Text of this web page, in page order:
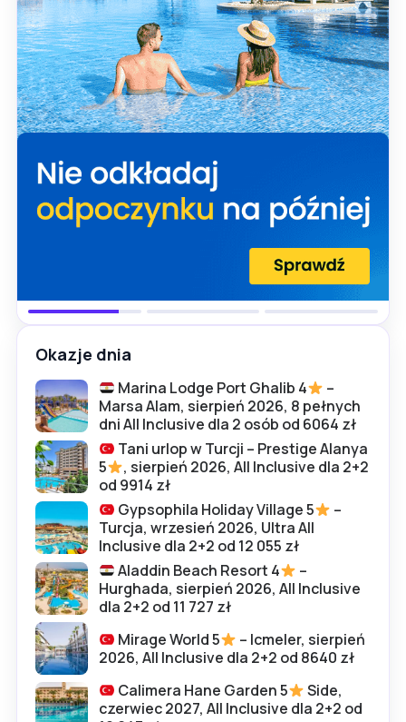
Okazje dnia
Marina Lodge Port Ghalib 4
–
Marsa Alam, sierpień 2026, 8 pełnych
dni All Inclusive dla 2 osób od 6064 zł
Tani urlop w Turcji – Prestige Alanya
5
, sierpień 2026, All Inclusive dla 2+2
od 9914 zł
Gypsophila Holiday Village 5
–
Turcja, wrzesień 2026, Ultra All
Inclusive dla 2+2 od 12 055 zł
Aladdin Beach Resort 4
–
Hurghada, sierpień 2026, All Inclusive
dla 2+2 od 11 727 zł
Mirage World 5
– Icmeler, sierpień
2026, All Inclusive dla 2+2 od 8640 zł
Calimera Hane Garden 5
Side,
czerwiec 2027, All Inclusive dla 2+2 od